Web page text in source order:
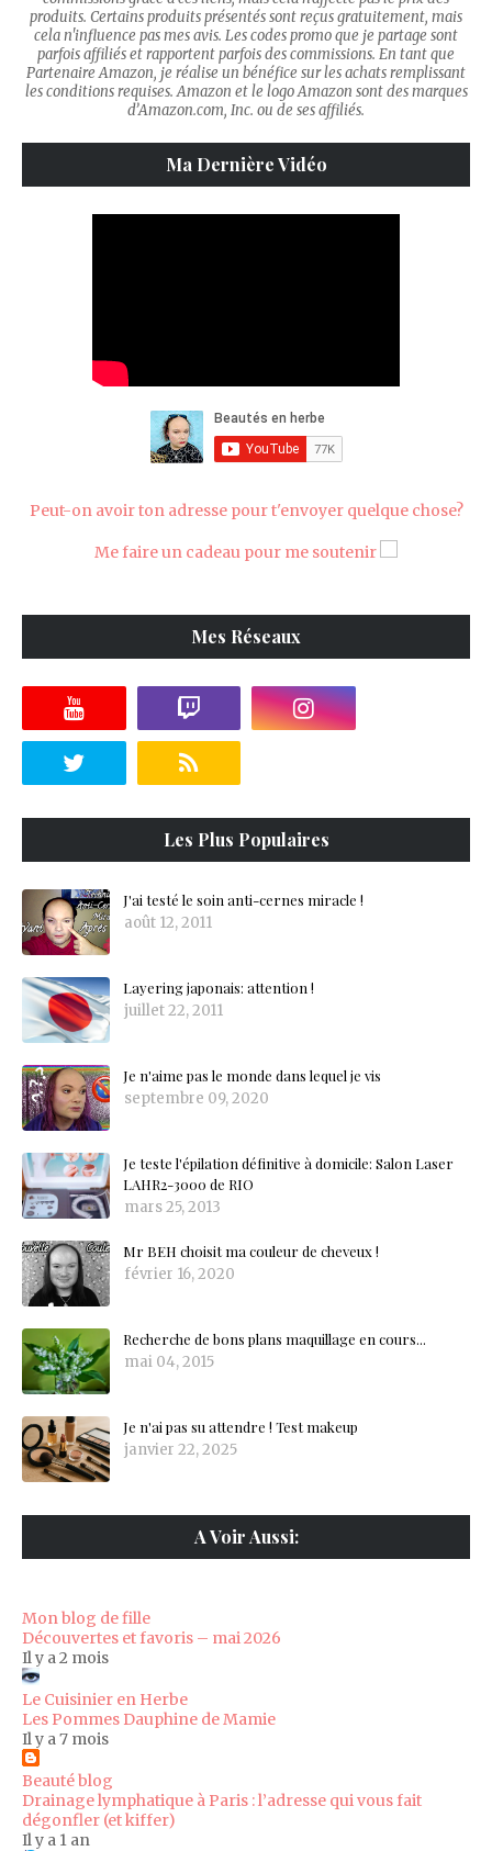
produits. Certains produits présentés sont reçus gratuitement, mais
cela n'influence pas mes avis. Les codes promo que je partage sont
parfois affiliés et rapportent parfois des commissions. En tant que
Partenaire Amazon, je réalise un bénéfice sur les achats remplissant
les conditions requises. Amazon et le logo Amazon sont des marques
d’Amazon.com, Inc. ou de ses affiliés.
Ma Dernière Vidéo
Peut-on avoir ton adresse pour t'envoyer quelque chose?
Me faire un cadeau pour me soutenir
Mes Réseaux
Les Plus Populaires
J'ai testé le soin anti-cernes miracle !
août 12, 2011
Layering japonais: attention !
juillet 22, 2011
Je n'aime pas le monde dans lequel je vis
septembre 09, 2020
Je teste l'épilation définitive à domicile: Salon Laser
LAHR2-3000 de RIO
mars 25, 2013
Mr BEH choisit ma couleur de cheveux !
février 16, 2020
Recherche de bons plans maquillage en cours...
mai 04, 2015
Je n'ai pas su attendre ! Test makeup
janvier 22, 2025
A Voir Aussi:
Mon blog de fille
Découvertes et favoris – mai 2026
Il y a 2 mois
Le Cuisinier en Herbe
Les Pommes Dauphine de Mamie
Il y a 7 mois
Beauté blog
Drainage lymphatique à Paris : l’adresse qui vous fait
dégonfler (et kiffer)
Il y a 1 an